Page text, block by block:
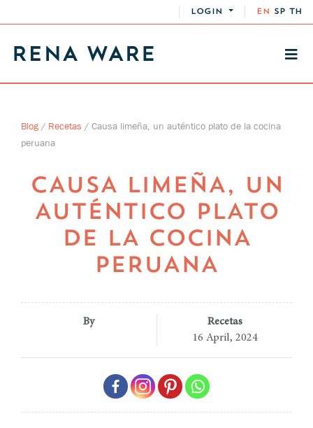
LOGIN EN SP TH
Blog / Recetas / Causa limeña, un auténtico plato de la cocina
peruana
CAUSA LIMEÑA, UN
AUTÉNTICO PLATO
DE LA COCINA
PERUANA
By
Recetas
16 April, 2024